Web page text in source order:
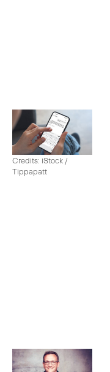
Credits: iStock /
Tippapatt